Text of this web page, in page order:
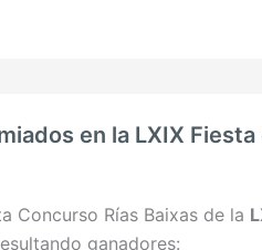
en la LXIX
Concurso Rías Baixas de la
ganadores: